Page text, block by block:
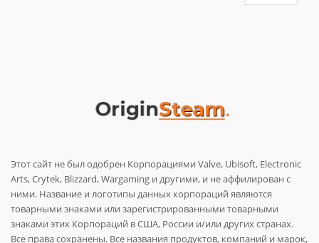
Этот сайт не был одобрен Корпорациями Valve, Ubisoft, Electronic
Arts, Crytek, Blizzard, Wargaming и другими, и не аффилирован с
ними. Название и логотипы данных корпораций являются
товарными знаками или зарегистрированными товарными
знаками этих Корпораций в США, России и/или других странах.
Все права сохранены. Все названия продуктов, компаний и марок,